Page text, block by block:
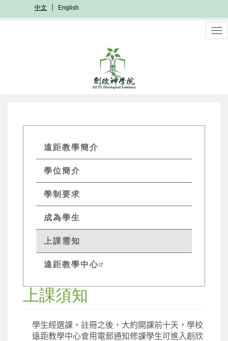
至
中文 English
GETs
Distant
Edu
Menu
遠距教學簡介
學位簡介
學制要求
成為學生
上課需知
遠距教學中心
上課須知
學生經選課，註冊之後，大約開課前十天，學校
遠距教學中心會用電郵通知修課學生可進入創欣